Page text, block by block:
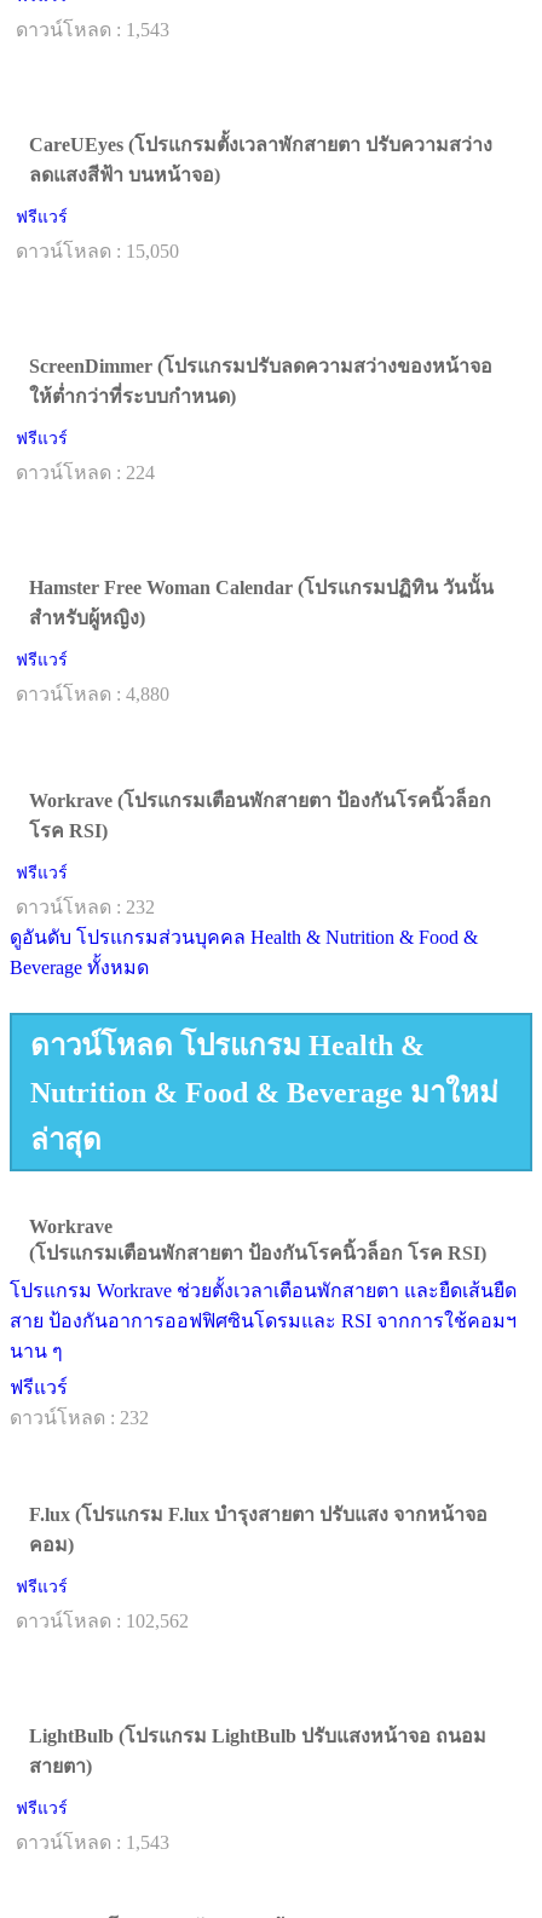
ดาวน์โหลด : 1,543
CareUEyes (โปรแกรมตั้งเวลาพักสายตา ปรับความสว่าง
ลดแสงสีฟ้า บนหน้าจอ)
ฟรีแวร์
ดาวน์โหลด : 15,050
ScreenDimmer (โปรแกรมปรับลดความสว่างของหน้าจอ
ให้ต่ำกว่าที่ระบบกำหนด)
ฟรีแวร์
ดาวน์โหลด : 224
Hamster Free Woman Calendar (โปรแกรมปฏิทิน วันนั้น
สำหรับผู้หญิง)
ฟรีแวร์
ดาวน์โหลด : 4,880
Workrave (โปรแกรมเตือนพักสายตา ป้องกันโรคนิ้วล็อก
โรค RSI)
ฟรีแวร์
ดาวน์โหลด : 232
ดูอันดับ โปรแกรมส่วนบุคคล Health & Nutrition & Food &
Beverage ทั้งหมด
ดาวน์โหลด โปรแกรม Health &
Nutrition & Food & Beverage มาใหม่
ล่าสุด
Workrave
(โปรแกรมเตือนพักสายตา ป้องกันโรคนิ้วล็อก โรค RSI)
โปรแกรม Workrave ช่วยตั้งเวลาเตือนพักสายตา และยืดเส้นยืด
สาย ป้องกันอาการออฟฟิศซินโดรมและ RSI จากการใช้คอมฯ
นาน ๆ
ฟรีแวร์
ดาวน์โหลด : 232
F.lux (โปรแกรม F.lux บำรุงสายตา ปรับแสง จากหน้าจอ
คอม)
ฟรีแวร์
ดาวน์โหลด : 102,562
LightBulb (โปรแกรม LightBulb ปรับแสงหน้าจอ ถนอม
สายตา)
ฟรีแวร์
ดาวน์โหลด : 1,543